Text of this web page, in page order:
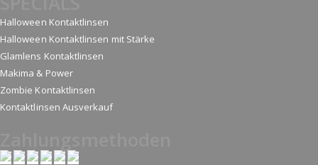
Halloween Kontaktlinsen
Halloween Kontaktlinsen mit Stärke
Glamlens Kontaktlinsen
Makima & Power
Zombie Kontaktlinsen
Kontaktlinsen Ausverkauf